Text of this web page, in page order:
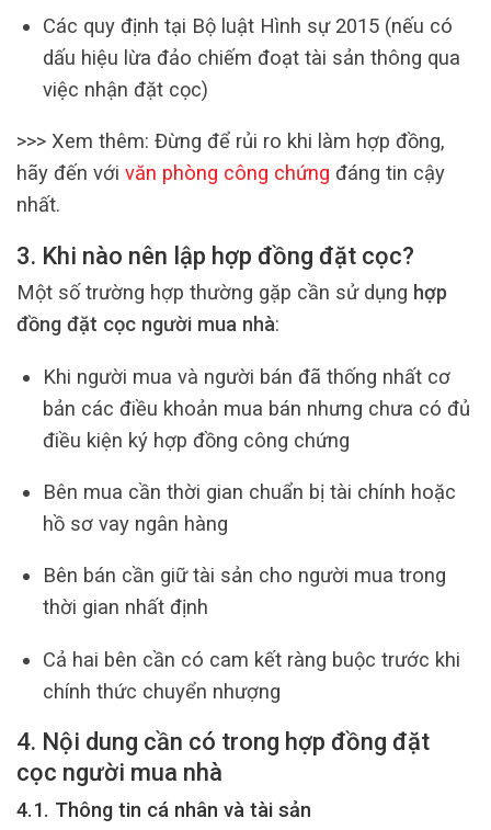
Các quy định tại Bộ luật Hình sự 2015 (nếu có
dấu hiệu lừa đảo chiếm đoạt tài sản thông qua
việc nhận đặt cọc)
>>> Xem thêm: Đừng để rủi ro khi làm hợp đồng,
hãy đến với văn phòng công chứng đáng tin cậy
nhất.
3. Khi nào nên lập hợp đồng đặt cọc?
Một số trường hợp thường gặp cần sử dụng hợp
đồng đặt cọc người mua nhà:
Khi người mua và người bán đã thống nhất cơ
bản các điều khoản mua bán nhưng chưa có đủ
điều kiện ký hợp đồng công chứng
Bên mua cần thời gian chuẩn bị tài chính hoặc
hồ sơ vay ngân hàng
Bên bán cần giữ tài sản cho người mua trong
thời gian nhất định
Cả hai bên cần có cam kết ràng buộc trước khi
chính thức chuyển nhượng
4. Nội dung cần có trong hợp đồng đặt
cọc người mua nhà
4.1. Thông tin cá nhân và tài sản